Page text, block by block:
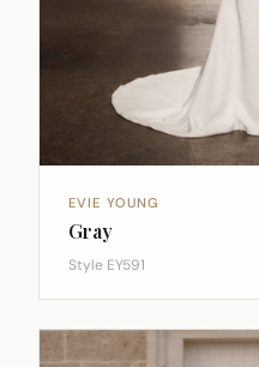
EVIE YOUNG
Gray
Style EY591